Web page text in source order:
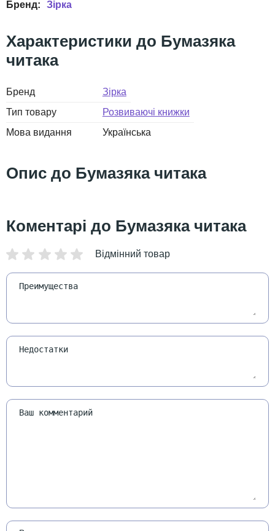
Зірка
Бумазяка
читака
Бренд
Зірка
Тип товару
Розвиваючі книжки
Мова видання
Українська
Бумазяка читака
Бумазяка читака